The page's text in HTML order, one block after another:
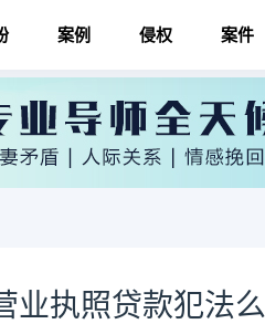
案例 侵权 案件
业执照贷款犯法么